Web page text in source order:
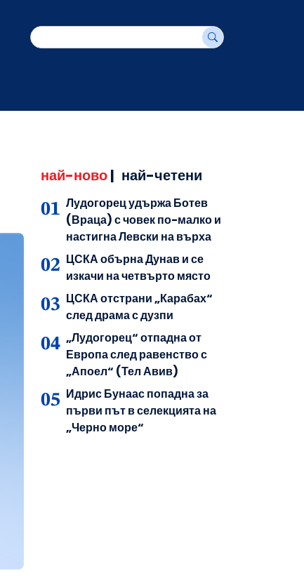
най-ново| най-четени
Лудогорец удържа Ботев
(Враца) с човек по-малко и
настигна Левски на върха
ЦСКА обърна Дунав и се
изкачи на четвърто място
ЦСКА отстрани „Карабах“
след драма с дузпи
„Лудогорец“ отпадна от
Европа след равенство с
„Апоел“ (Тел Авив)
Идрис Бунаас попадна за
първи път в селекцията на
„Черно море“